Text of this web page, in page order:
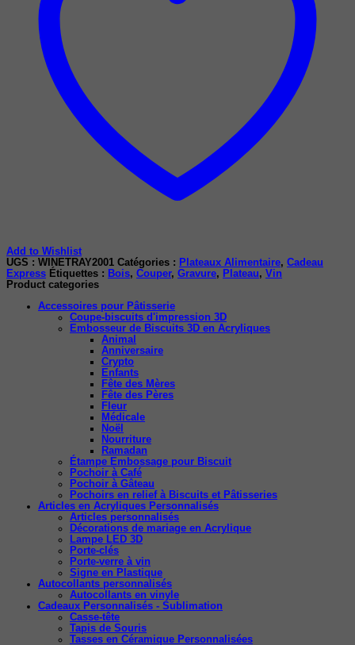
Add to Wishlist
UGS : WINETRAY2001 Catégories : Plateaux Alimentaire, Cadeau
Express Étiquettes : Bois, Couper, Gravure, Plateau, Vin
Product categories
Accessoires pour Pâtisserie
Coupe-biscuits d'impression 3D
Embosseur de Biscuits 3D en Acryliques
Animal
Anniversaire
Crypto
Enfants
Fête des Mères
Fête des Pères
Fleur
Médicale
Noël
Nourriture
Ramadan
Étampe Embossage pour Biscuit
Pochoir à Café
Pochoir à Gâteau
Pochoirs en relief à Biscuits et Pâtisseries
Articles en Acryliques Personnalisés
Articles personnalisés
Décorations de mariage en Acrylique
Lampe LED 3D
Porte-clés
Porte-verre à vin
Signe en Plastique
Autocollants personnalisés
Autocollants en vinyle
Cadeaux Personnalisés - Sublimation
Casse-tête
Tapis de Souris
Tasses en Céramique Personnalisées